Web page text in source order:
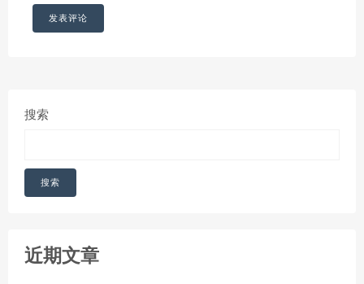
搜索
搜索
近期文章